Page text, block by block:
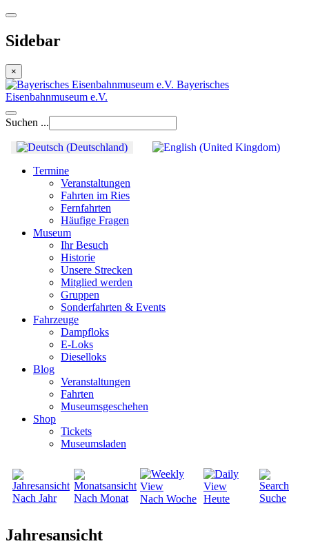
Sidebar
×
Bayerisches
Eisenbahnmuseum e.V.
Suchen ...
Termine
Veranstaltungen
Fahrten im Ries
Fernfahrten
Häufige Fragen
Museum
Ihr Besuch
Historie
Unsere Strecken
Mitglied werden
Gruppen
Sonderfahrten & Events
Fahrzeuge
Dampfloks
E-Loks
Dieselloks
Blog
Veranstaltungen
Fahrten
Museumsgeschehen
Shop
Tickets
Museumsladen
Nach Jahr Nach Monat Nach Woche Heute Suche
Jahresansicht